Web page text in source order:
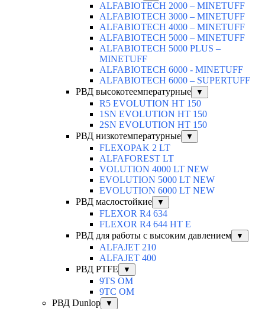
ALFABIOTECH 2000 – MINETUFF
ALFABIOTECH 3000 – MINETUFF
ALFABIOTECH 4000 – MINETUFF
ALFABIOTECH 5000 – MINETUFF
ALFABIOTECH 5000 PLUS –
MINETUFF
ALFABIOTECH 6000 - MINETUFF
ALFABIOTECH 6000 – SUPERTUFF
РВД высокотеемпературные
▼
R5 EVOLUTION HT 150
1SN EVOLUTION HT 150
2SN EVOLUTION HT 150
РВД низкотемпературные
▼
FLEXOPAK 2 LT
ALFAFOREST LT
VOLUTION 4000 LT NEW
EVOLUTION 5000 LT NEW
EVOLUTION 6000 LT NEW
РВД маслостойкие
▼
FLEXOR R4 634
FLEXOR R4 644 HT E
РВД для работы с высоким давлением
▼
ALFAJET 210
ALFAJET 400
РВД PTFE
▼
9TS OM
9TC OM
РВД Dunlop
▼